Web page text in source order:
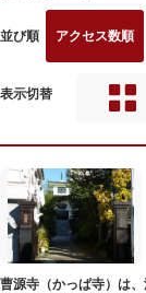
並び順 アクセス数順
表示切替
曹源寺（かっぱ寺）は